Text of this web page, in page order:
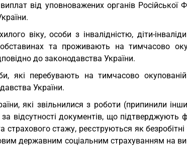
від уповноважених органів Російської
віку, особи з інвалідністю, діти-
та проживають на тимчасово
до законодавства України.
які перебувають на тимчасово
України.
які звільнилися з роботи (припинили
за відсутності документів, що підтверджують
страхового стажу, реєструються як
державним соціальним страхуванням на